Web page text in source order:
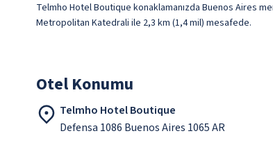
Telmho Hotel Boutique konaklamanızda Buenos Aires
Metropolitan Katedrali ile 2,3 km (1,4 mil) mesafede.
Otel Konumu
Telmho Hotel Boutique
Defensa 1086 Buenos Aires 1065 AR